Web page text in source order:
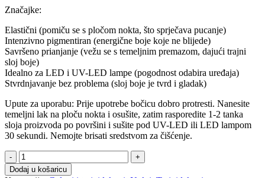
Značajke:
Elastični (pomiču se s pločom nokta, što sprječava pucanje)
Intenzivno pigmentiran (energične boje koje ne blijede)
Savršeno prianjanje (vežu se s temeljnim premazom, dajući trajni
sloj boje)
Idealno za LED i UV-LED lampe (pogodnost odabira uređaja)
Stvrdnjavanje bez problema (sloj boje je tvrd i gladak)
Upute za uporabu: Prije upotrebe bočicu dobro protresti. Nanesite
temeljni lak na ploču nokta i osušite, zatim rasporedite 1-2 tanka
sloja proizvoda po površini i sušite pod UV-LED ili LED lampom
30 sekundi. Nemojte brisati sredstvom za čišćenje.
Trajni
lak
Dodaj u košaricu